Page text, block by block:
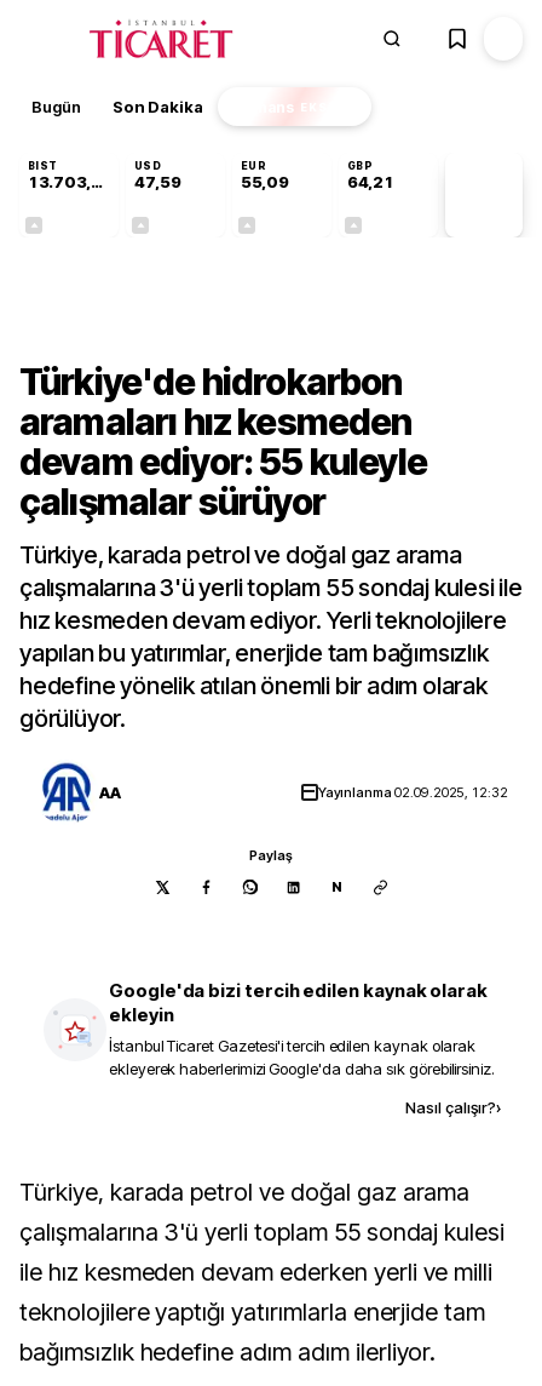
Bugün Son Dakika Finans EKSTRA
BIST
13.703,13
USD
47,59
EUR
55,09
GBP
64,21
Türkiye'de hidrokarbon
aramaları hız kesmeden
devam ediyor: 55 kuleyle
çalışmalar sürüyor
Türkiye, karada petrol ve doğal gaz arama
çalışmalarına 3'ü yerli toplam 55 sondaj kulesi ile
hız kesmeden devam ediyor. Yerli teknolojilere
yapılan bu yatırımlar, enerjide tam bağımsızlık
hedefine yönelik atılan önemli bir adım olarak
görülüyor.
AA Yayınlanma02.09.2025, 12:32
Paylaş
N
Google'da bizi tercih edilen kaynak olarak
ekleyin
İstanbul Ticaret Gazetesi'i tercih edilen kaynak olarak
ekleyerek haberlerimizi Google'da daha sık görebilirsiniz.
Nasıl çalışır?›
Türkiye, karada petrol ve doğal gaz arama
çalışmalarına 3'ü yerli toplam 55 sondaj kulesi
ile hız kesmeden devam ederken yerli ve milli
teknolojilere yaptığı yatırımlarla enerjide tam
bağımsızlık hedefine adım adım ilerliyor.